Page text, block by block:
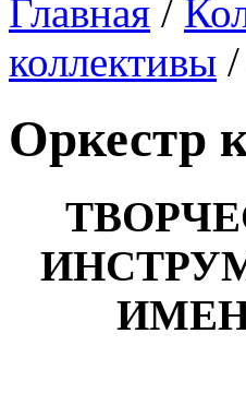
Главная /
коллективы /
Оркестр